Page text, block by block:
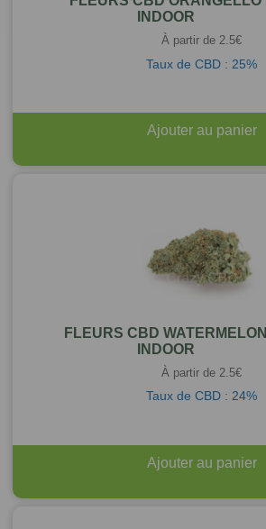
INDOOR
À partir de2.5€
Taux de CBD : 25%
Ajouter au panier
FLEURS CBD WATERMELON
INDOOR
À partir de 2.5€
Taux de CBD : 24%
Ajouter au panier